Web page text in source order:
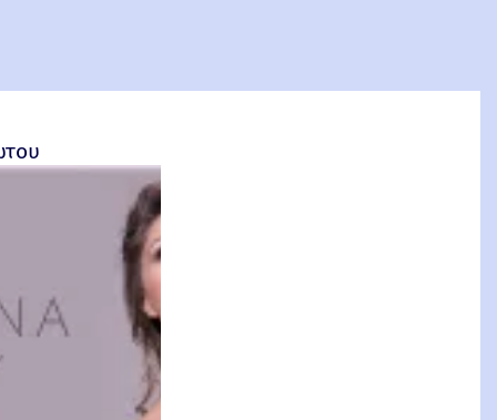
Φακιολάς, Ομότιμος Καθηγητής ΕΜΠ